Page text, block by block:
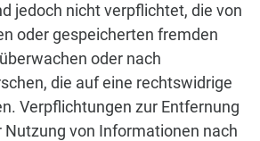
jedoch nicht verpflichtet, die von
oder gespeicherten fremden
oder nach
die auf eine rechtswidrige
Verpflichtungen zur Entfernung
Nutzung von Informationen nach